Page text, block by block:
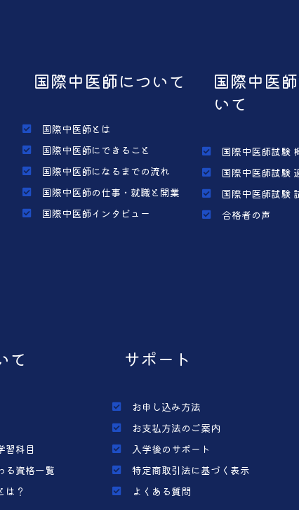
国際中医師について
国際中医師とは
国際中医師にできること
国際中医師になるまでの流れ
国際中医師の仕事・就職と開業
国際中医師インタビュー
国際中医
いて
国際中医師試験
国際中医師試験
国際中医師試験
合格者の声
て
習科目
る資格一覧
は？
サポート
お申し込み方法
お支払方法のご案内
入学後のサポート
特定商取引法に基づく表示
よくある質問